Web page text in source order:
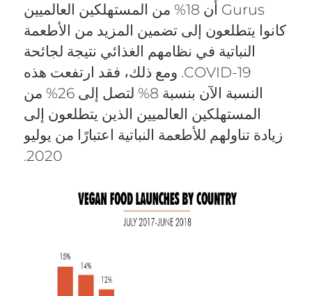
Gurus أن 18% من المستهلكين العالميين
كانوا يتطلعون إلى تضمين المزيد من الأطعمة
النباتية في نظامهم الغذائي نتيجة لجائحة
COVID-19. ومع ذلك، فقد ارتفعت هذه
النسبة الآن بنسبة 8% لتصل إلى 26% من
المستهلكين العالميين الذين يتطلعون إلى
زيادة تناولهم للأطعمة النباتية اعتبارًا من يوليو
2020.